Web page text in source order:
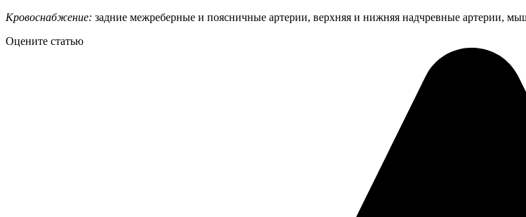
Кровоснабжение: задние межреберные и поясничные артерии, верхняя и нижняя надчревные артерии,
Оцените статью